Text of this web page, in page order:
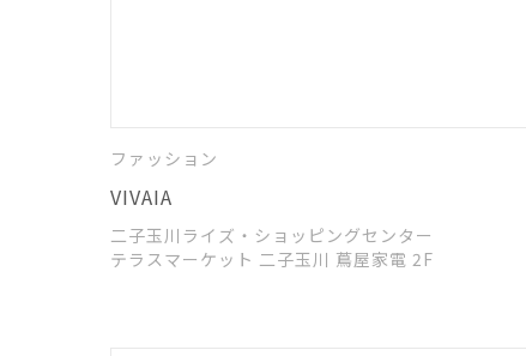
ファッション
VIVAIA
二子玉川ライズ・ショッピングセンター
テラスマーケット 二子玉川 蔦屋家電 2F